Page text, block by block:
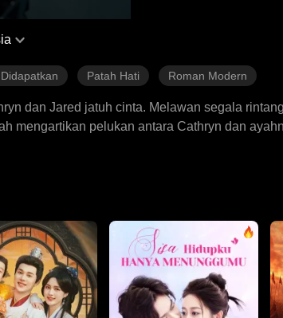
Patah Hati Roman Modern
dan Jared jatuh cinta. Melawan segala
mengartikan pelukan antara Cathryn dan